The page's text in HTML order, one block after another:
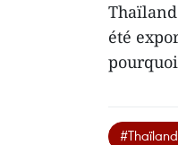
été